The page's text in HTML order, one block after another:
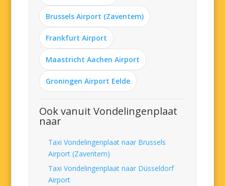
Brussels Airport (Zaventem)
Frankfurt Airport
Maastricht Aachen Airport
Groningen Airport Eelde
Ook vanuit Vondelingenplaat
naar
Taxi Vondelingenplaat naar Brussels
Airport (Zaventem)
Taxi Vondelingenplaat naar Düsseldorf
Airport